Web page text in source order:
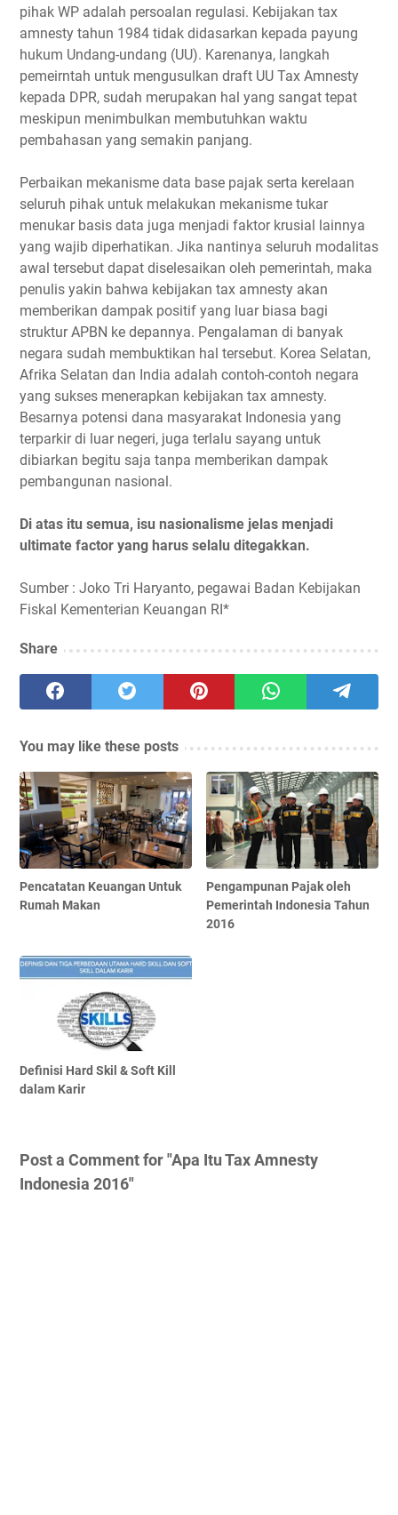
pihak WP adalah persoalan regulasi. Kebijakan tax
amnesty tahun 1984 tidak didasarkan kepada payung
hukum Undang-undang (UU). Karenanya, langkah
pemeirntah untuk mengusulkan draft UU Tax Amnesty
kepada DPR, sudah merupakan hal yang sangat tepat
meskipun menimbulkan membutuhkan waktu
pembahasan yang semakin panjang.
Perbaikan mekanisme data base pajak serta kerelaan
seluruh pihak untuk melakukan mekanisme tukar
menukar basis data juga menjadi faktor krusial lainnya
yang wajib diperhatikan. Jika nantinya seluruh modalitas
awal tersebut dapat diselesaikan oleh pemerintah, maka
penulis yakin bahwa kebijakan tax amnesty akan
memberikan dampak positif yang luar biasa bagi
struktur APBN ke depannya. Pengalaman di banyak
negara sudah membuktikan hal tersebut. Korea Selatan,
Afrika Selatan dan India adalah contoh-contoh negara
yang sukses menerapkan kebijakan tax amnesty.
Besarnya potensi dana masyarakat Indonesia yang
terparkir di luar negeri, juga terlalu sayang untuk
dibiarkan begitu saja tanpa memberikan dampak
pembangunan nasional.
Di atas itu semua, isu nasionalisme jelas menjadi
ultimate factor yang harus selalu ditegakkan.
Sumber : Joko Tri Haryanto, pegawai Badan Kebijakan
Fiskal Kementerian Keuangan RI*
Share
You may like these posts
Pencatatan Keuangan Untuk
Rumah Makan
Pengampunan Pajak oleh
Pemerintah Indonesia Tahun
2016
Definisi Hard Skil & Soft Kill
dalam Karir
Post a Comment for "Apa Itu Tax Amnesty
Indonesia 2016"